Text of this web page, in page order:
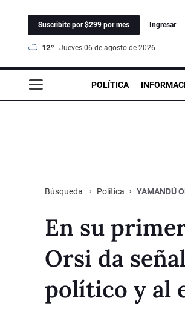
Suscribite por $299 por mes Ingresar
12° jueves 06 de agosto de 2026
POLÍTICA
Búsqueda Política YAMANDÚ
En su
Orsi da
político y al